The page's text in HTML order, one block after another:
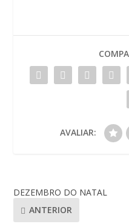
AVALIAR:
DEZEMBRO DO NATAL
ANTERIOR